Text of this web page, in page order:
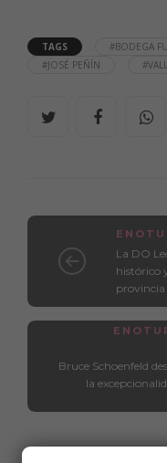
TAGS
#BODEGA
#JOSÉ PEÑÍN
La DO
histórico
provincia
Bruce Schoenfeld
la